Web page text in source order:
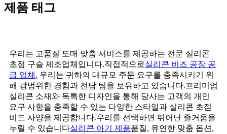
제품 태그
우리는 고품질 도매 맞춤 서비스를 제공하는 전문 실리콘
초점 구슬 제조업체입니다.직접적으로실리콘 비즈 공장 공
급 업체 , 우리는 귀하의 대규모 주문 요구를 충족시키기 위
해 광범위한 경험과 전담 팀을 보유하고 있습니다.프리미엄
실리콘 소재와 독특한 디자인을 통해 당사는 고객의 개인
요구 사항을 충족할 수 있는 다양한 스타일과 실리콘 초점
비드 사양을 제공합니다.우리를 선택하면 뛰어난 즐거움을
누릴 수 있습니다실리콘 아기 제품품질, 유연한 맞춤 옵션,